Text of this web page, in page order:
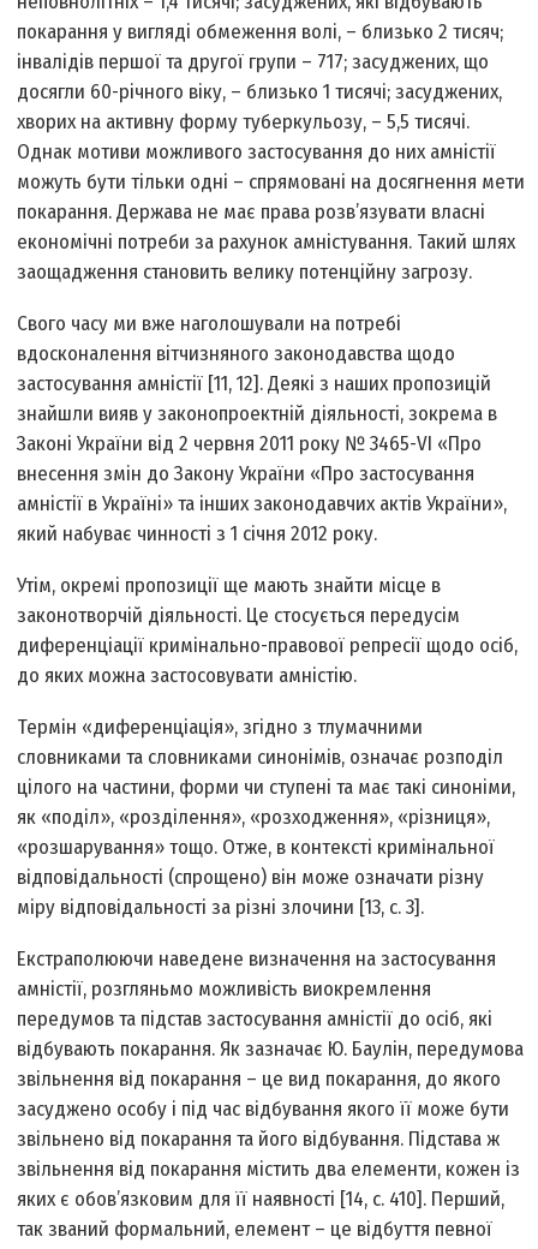
покарання у вигляді обмеження волі, – близько 2 тисяч;
інвалідів першої та другої групи – 717; засуджених, що
досягли 60-річного віку, – близько 1 тисячі; засуджених,
хворих на активну форму туберкульозу, – 5,5 тисячі.
Однак мотиви можливого застосування до них амністії
можуть бути тільки одні – спрямовані на досягнення мети
покарання. Держава не має права розв’язувати власні
економічні потреби за рахунок амністування. Такий шлях
заощадження становить велику потенційну загрозу.
Свого часу ми вже наголошували на потребі
вдосконалення вітчизняного законодавства щодо
застосування амністії [11, 12]. Деякі з наших пропозицій
знайшли вияв у законопроектній діяльності, зокрема в
Законі України від 2 червня 2011 року № 3465-VI «Про
внесення змін до Закону України «Про застосування
амністії в Україні» та інших законодавчих актів України»,
який набуває чинності з 1 січня 2012 року.
Утім, окремі пропозиції ще мають знайти місце в
законотворчій діяльності. Це стосується передусім
диференціації кримінально-правової репресії щодо осіб,
до яких можна застосовувати амністію.
Термін «диференціація», згідно з тлумачними
словниками та словниками синонімів, означає розподіл
цілого на частини, форми чи ступені та має такі синоніми,
як «поділ», «розділення», «розходження», «різниця»,
«розшарування» тощо. Отже, в контексті кримінальної
відповідальності (спрощено) він може означати різну
міру відповідальності за різні злочини [13, с. 3].
Екстраполюючи наведене визначення на застосування
амністії, розгляньмо можливість виокремлення
передумов та підстав застосування амністії до осіб, які
відбувають покарання. Як зазначає Ю. Баулін, передумова
звільнення від покарання – це вид покарання, до якого
засуджено особу і під час відбування якого її може бути
звільнено від покарання та його відбування. Підстава ж
звільнення від покарання містить два елементи, кожен із
яких є обов’язковим для її наявності [14, с. 410]. Перший,
так званий формальний, елемент – це відбуття певної